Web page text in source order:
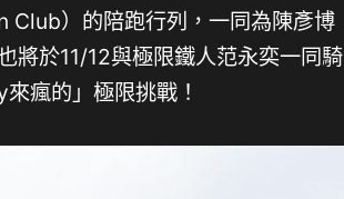
Club）的陪跑行列，一同為陳彥博
於11/12與極限鐵人范永奕一同騎
瘋的」極限挑戰！